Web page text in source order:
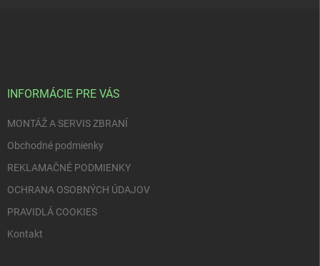
INFORMÁCIE PRE VÁS
MONTÁŽ A SERVIS ZBRANÍ
Obchodné podmienky
REKLAMAČNÉ PODMIENKY
OCHRANA OSOBNÝCH ÚDAJOV
PRAVIDLÁ COOKIES
Kontakt